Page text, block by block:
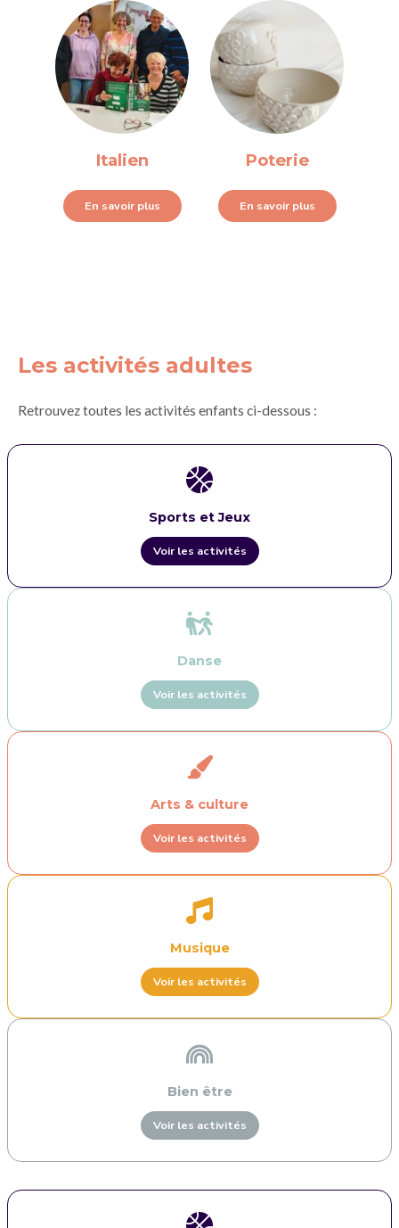
Italien
En savoir plus
Poterie
En savoir plus
Les activités adultes
Retrouvez toutes les activités enfants ci-dessous :
Sports et Jeux
Voir les activités
Danse
Voir les activités
Arts & culture
Voir les activités
Musique
Voir les activités
Bien être
Voir les activités